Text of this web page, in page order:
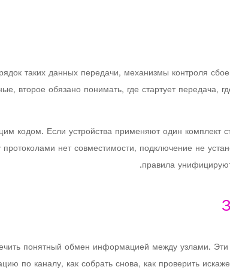
таких данных передачи, механизмы контроля
второе обязано понимать, где стартует передача,
кодом. Если устройства применяют один комплект
нет совместимости, подключение не
правила
понятный обмен информацией между узлами.
по каналу, как собрать снова, как проверить